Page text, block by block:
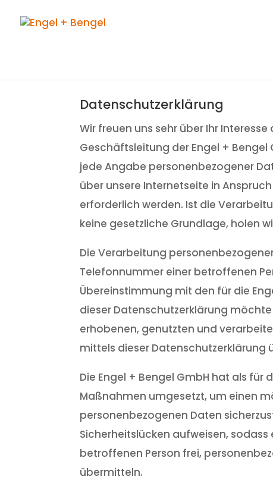
Datenschutzerklärung
Wir freuen uns sehr über Ihr
Geschäftsleitung der Engel + Bengel
jede Angabe personenbezogener
über unsere Internetseite in
erforderlich werden. Ist die
keine gesetzliche Grundlage, holen
Die Verarbeitung
Telefonnummer einer betroffenen
Übereinstimmung mit den für die
dieser Datenschutzerklärung
erhobenen, genutzten und
mittels dieser Datenschutzerklärung
Die Engel + Bengel GmbH hat als
Maßnahmen umgesetzt, um einen
personenbezogenen Daten
Sicherheitslücken aufweisen,
betroffenen Person frei,
übermitteln.